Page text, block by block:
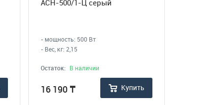
АСН-500/1-Ц серый
- мощность: 500 Вт
- Вес, кг: 2,15
Остаток: В наличии
16 190 ₸ Купить